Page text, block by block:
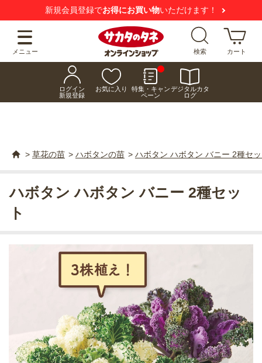
新規会員登録でお得にお買い物いただけます！
メニュー 検索 カート
ログイン
新規登録
お気に入り
特集・キャン
ペーン
デジタルカタ
ログ
> 草花の苗 > ハボタンの苗 > ハボタン ハボタン バニー 2種セ
ハボタン ハボタン バニー 2種セッ
ト